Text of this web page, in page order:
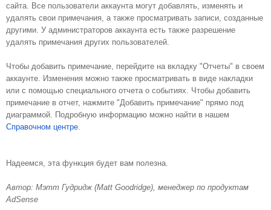
сайта. Все пользователи аккаунта могут добавлять, изменять и
удалять свои примечания, а также просматривать записи, созданные
другими. У администраторов аккаунта есть также разрешение
удалять примечания других пользователей.
Чтобы добавить примечание, перейдите на вкладку "Отчеты" в своем
аккаунте. Изменения можно также просматривать в виде накладки
или с помощью специального отчета о событиях. Чтобы добавить
примечание в отчет, нажмите "Добавить примечание" прямо под
Справочном центре
Надеемся, эта функция будет вам полезна.
Автор: Мэтт Гудридж (Matt Goodridge), менеджер по продуктам
AdSense